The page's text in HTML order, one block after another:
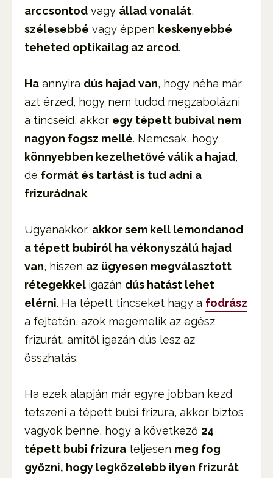
arccsontod vagy állad vonalát,
szélesebbé vagy éppen keskenyebbé
teheted optikailag az arcod.
Ha annyira dús hajad van, hogy néha már
azt érzed, hogy nem tudod megzabolázni
a tincseid, akkor egy tépett bubival nem
nagyon fogsz mellé. Nemcsak, hogy
könnyebben kezelhetővé válik a hajad,
de formát és tartást is tud adni a
frizurádnak.
Ugyanakkor, akkor sem kell lemondanod
a tépett bubiról ha vékonyszálú hajad
van, hiszen az ügyesen megválasztott
rétegekkel igazán dús hatást lehet
elérni. Ha tépett tincseket hagy a fodrász
a fejtetőn, azok megemelik az egész
frizurát, amitől igazán dús lesz az
összhatás.
Ha ezek alapján már egyre jobban kezd
tetszeni a tépett bubi frizura, akkor biztos
vagyok benne, hogy a következő 24
tépett bubi frizura teljesen meg fog
győzni, hogy legközelebb ilyen frizurát